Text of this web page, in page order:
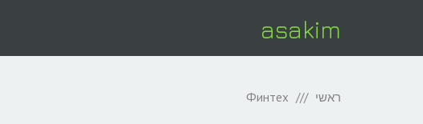
asakim
ראשי Финтех